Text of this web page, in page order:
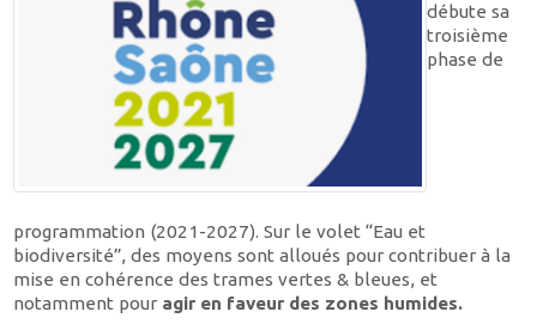
débute sa
troisième
phase de
programmation (2021-2027). Sur le volet “Eau et
biodiversité”, des moyens sont alloués pour contribuer à la
mise en cohérence des trames vertes & bleues, et
notamment pour agir en faveur des zones humides.